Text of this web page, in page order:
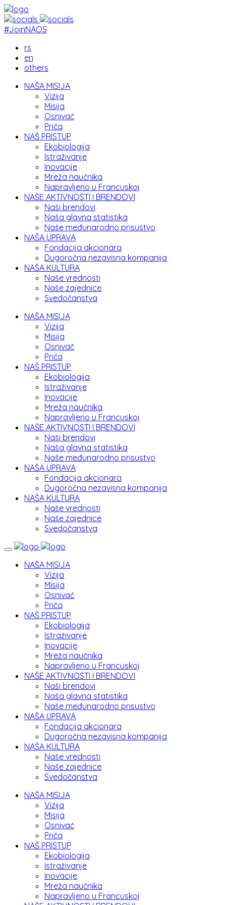
#JoinNAOS
rs
en
others
NAŠA MISIJA
Vizija
Misija
Osnivač
Priča
NAŠ PRISTUP
Ekobiologija
Istraživanje
Inovacije
Mreža naučnika
Napravljeno u Francuskoj
NAŠE AKTIVNOSTI I BRENDOVI
Naši brendovi
Naša glavna statistika
Naše međunarodno prisustvo
NAŠA UPRAVA
Fondacija akcionara
Dugoročna nezavisna kompanija
NAŠA KULTURA
Naše vrednosti
Naše zajednice
Svedočanstva
NAŠA MISIJA
Vizija
Misija
Osnivač
Priča
NAŠ PRISTUP
Ekobiologija
Istraživanje
Inovacije
Mreža naučnika
Napravljeno u Francuskoj
NAŠE AKTIVNOSTI I BRENDOVI
Naši brendovi
Naša glavna statistika
Naše međunarodno prisustvo
NAŠA UPRAVA
Fondacija akcionara
Dugoročna nezavisna kompanija
NAŠA KULTURA
Naše vrednosti
Naše zajednice
Svedočanstva
NAŠA MISIJA
Vizija
Misija
Osnivač
Priča
NAŠ PRISTUP
Ekobiologija
Istraživanje
Inovacije
Mreža naučnika
Napravljeno u Francuskoj
NAŠE AKTIVNOSTI I BRENDOVI
Naši brendovi
Naša glavna statistika
Naše međunarodno prisustvo
NAŠA UPRAVA
Fondacija akcionara
Dugoročna nezavisna kompanija
NAŠA KULTURA
Naše vrednosti
Naše zajednice
Svedočanstva
NAŠA MISIJA
Vizija
Misija
Osnivač
Priča
NAŠ PRISTUP
Ekobiologija
Istraživanje
Inovacije
Mreža naučnika
Napravljeno u Francuskoj